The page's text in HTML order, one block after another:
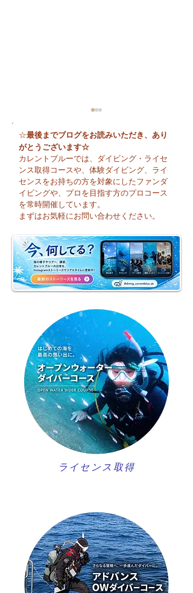
今日も暑い一日になり
そうですね☀️
☆最後までブログをお読みいただき、あり
がとうございます☆
カレントブルーでは、ダイビング・ライセ
ンス取得コースや、体験ダイビング、ライ
センスをお持ちの方を対象にしたファンダ
イビングや、プロを目指す方のプロコース
を常時開催しています。
まずはお気軽にお問い合わせください。
ライセンス取得